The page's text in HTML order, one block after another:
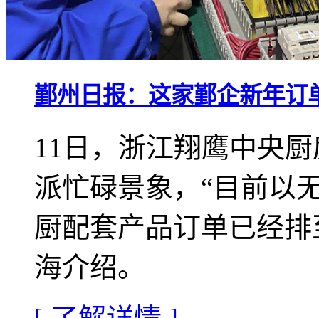
鄞州日报：这家鄞企新年订
11日，浙江翔鹰中央
派忙碌景象，“目前以
厨配套产品订单已经
海介绍。